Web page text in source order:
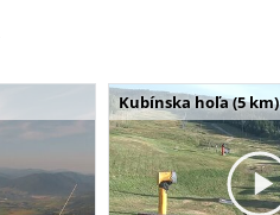
Kubínska hoľa (5 km)